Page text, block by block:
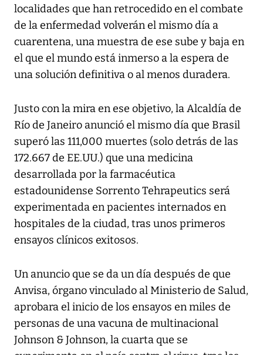
localidades que han retrocedido en el combate
de la enfermedad volverán el mismo día a
cuarentena, una muestra de ese sube y baja en
el que el mundo está inmerso a la espera de
una solución definitiva o al menos duradera.
Justo con la mira en ese objetivo, la Alcaldía de
Río de Janeiro anunció el mismo día que Brasil
superó las 111,000 muertes (solo detrás de las
172.667 de EE.UU.) que una medicina
desarrollada por la farmacéutica
estadounidense Sorrento Tehrapeutics será
experimentada en pacientes internados en
hospitales de la ciudad, tras unos primeros
ensayos clínicos exitosos.
Un anuncio que se da un día después de que
Anvisa, órgano vinculado al Ministerio de Salud,
aprobara el inicio de los ensayos en miles de
personas de una vacuna de multinacional
Johnson & Johnson, la cuarta que se